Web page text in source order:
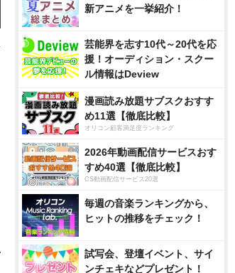
新アニメを一挙紹介！
芸能界を志す10代～20代を応
援！オーディション・スクー
ル情報はDeview
漫画読み放題サブスクおすす
め11選【徹底比較】
オリコン顧客満足度ランキング
2026年動画配信サービスおす
すめ40選【徹底比較】
CS動画配信サービス20選
毎週の音楽ランキングから、
ヒットの推移をチェック！
試写会、登壇イベント、サイ
ンチェキなどプレゼント！